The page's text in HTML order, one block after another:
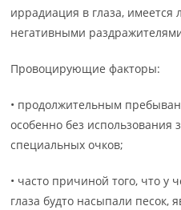
иррадиация в глаза,
негативными
Провоцирующие факторы:
• продолжительным
особенно без использования
специальных очков;
• часто причиной того, что у
глаза будто насыпали песок,